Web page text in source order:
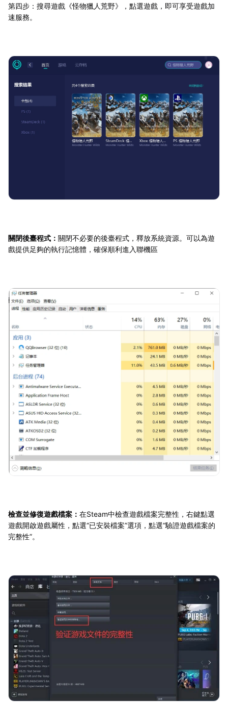
第四步：搜尋遊戲《怪物獵人荒野》，點選遊戲，即可享受遊戲加
速服務。
關閉後臺程式： 關閉不必要的後臺程式，釋放系統資源。可以為遊
戲提供足夠的執行記憶體，確保順利進入聯機區
檢查並修復遊戲檔案： 在Steam中檢查遊戲檔案完整性，右鍵點選
遊戲開啟遊戲屬性，點選“已安裝檔案”選項，點選“驗證遊戲檔案的
完整性”。